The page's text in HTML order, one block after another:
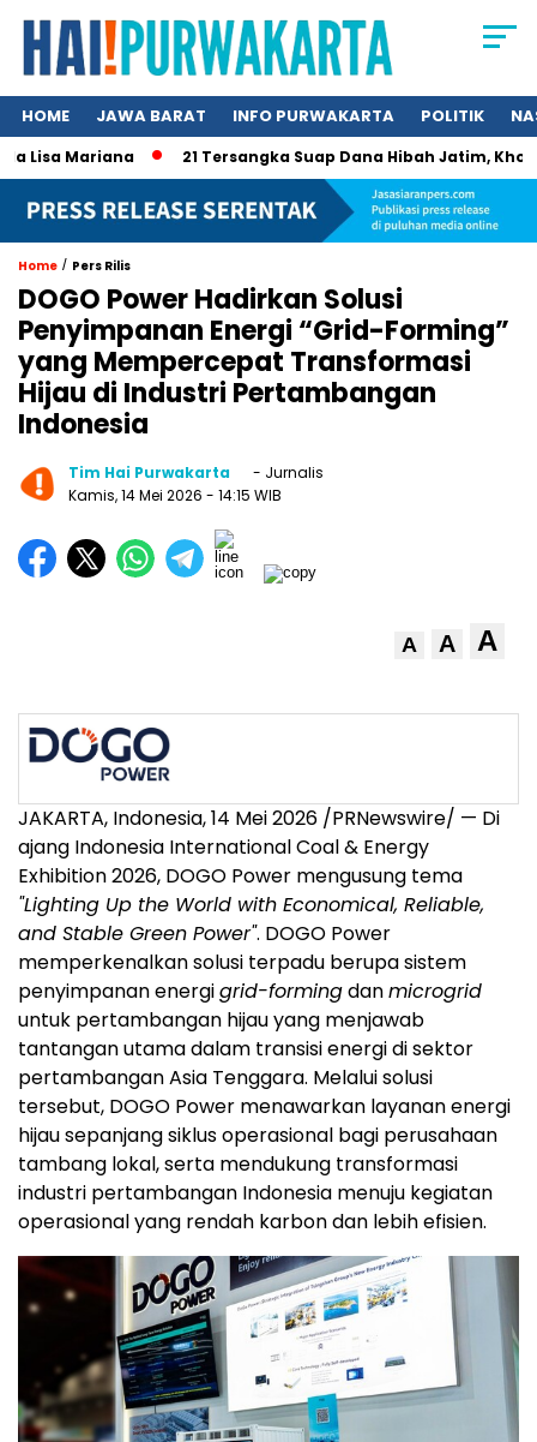
HOME JAWA BARAT INFO PURWAKARTA POLITIK
Mariana 21 Tersangka Suap Dana Hibah Jatim, Khofifah
Home / Pers Rilis
DOGO Power Hadirkan Solusi
Penyimpanan Energi “Grid-Forming”
yang Mempercepat Transformasi
Hijau di Industri Pertambangan
Indonesia
Tim Hai Purwakarta
- Jurnalis
Kamis, 14 Mei 2026 - 14:15 WIB
A A A
JAKARTA, Indonesia, 14 Mei 2026 /PRNewswire/ — Di
ajang Indonesia International Coal & Energy
Exhibition 2026, DOGO Power mengusung tema
"Lighting Up the World with Economical, Reliable,
and Stable Green Power". DOGO Power
memperkenalkan solusi terpadu berupa sistem
penyimpanan energigrid-formingdanmicrogrid
untuk pertambangan hijau yang menjawab
tantangan utama dalam transisi energi di sektor
pertambangan Asia Tenggara. Melalui solusi
tersebut, DOGO Power menawarkan layanan energi
hijau sepanjang siklus operasional bagi perusahaan
tambang lokal, serta mendukung transformasi
industri pertambangan Indonesia menuju kegiatan
operasional yang rendah karbon dan lebih efisien.